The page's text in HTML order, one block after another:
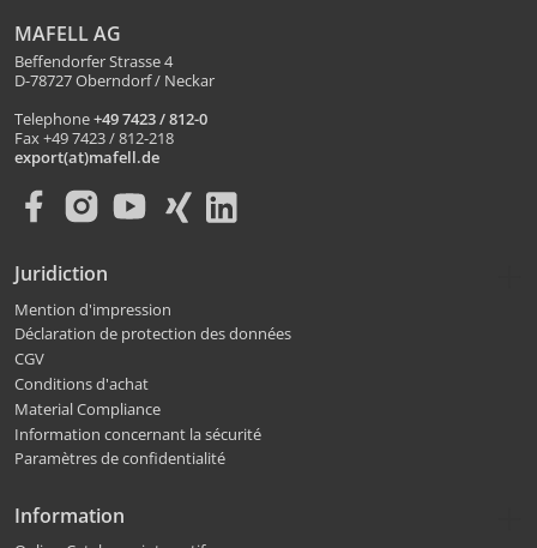
MAFELL AG
Beffendorfer Strasse 4
D-78727 Oberndorf / Neckar
Telephone+49 7423 / 812-0
Fax +49 7423 / 812-218
export(at)mafell.de
Juridiction
Mention d'impression
Déclaration de protection des données
CGV
Conditions d'achat
Material Compliance
Information concernant la sécurité
Paramètres de confidentialité
Information